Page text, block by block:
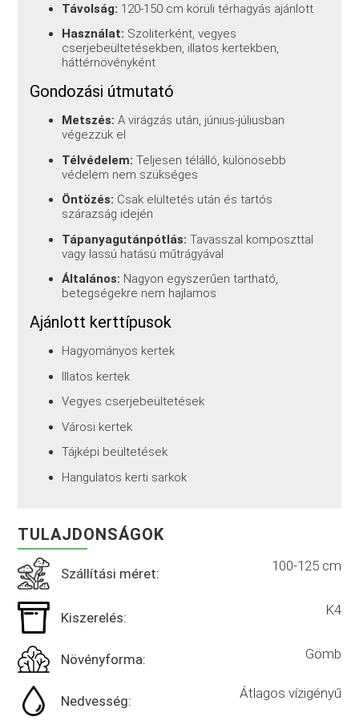
Távolság: 120-150 cm körüli térhagyás ajánlott
Használat: Szoliterként, vegyes
cserjebeültetésekben, illatos kertekben,
háttérnövényként
Gondozási útmutató
Metszés: A virágzás után, június-júliusban
végezzük el
Télvédelem: Teljesen télálló, különösebb
védelem nem szükséges
Öntözés: Csak elültetés után és tartós
szárazság idején
Tápanyagutánpótlás: Tavasszal komposzttal
vagy lassú hatású műtrágyával
Általános: Nagyon egyszerűen tartható,
betegségekre nem hajlamos
Ajánlott kerttípusok
Hagyományos kertek
Illatos kertek
Vegyes cserjebeültetések
Városi kertek
Tájképi beültetések
Hangulatos kerti sarkok
TULAJDONSÁGOK
Szállítási méret: 100-125 cm
Kiszerelés: K4
Növényforma: Gömb
Nedvesség: Átlagos vízigényű